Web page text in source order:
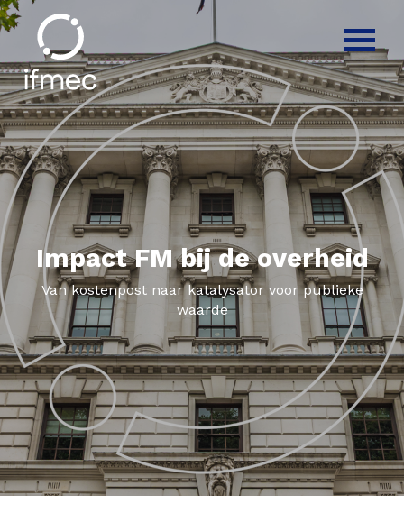
Impact FM bij de overheid
Van kostenpost naar katalysator voor publieke
waarde